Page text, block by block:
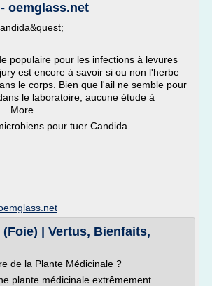
oemglass.net
populaire pour les infections à levures
est encore à savoir si ou non l'herbe
le corps. Bien que l'ail ne semble pour
le laboratoire, aucune étude à
More..
pour tuer Candida
(Foie) | Vertus, Bienfaits,
de la Plante Médicinale ?
plante médicinale extrêmement